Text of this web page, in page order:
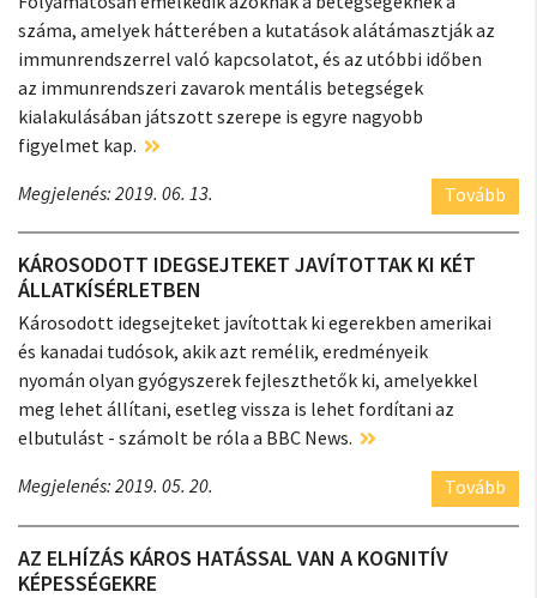
száma, amelyek hátterében a kutatások alátámasztják az
immunrendszerrel való kapcsolatot, és az utóbbi időben
az immunrendszeri zavarok mentális betegségek
kialakulásában játszott szerepe is egyre nagyobb
figyelmet kap.
Megjelenés: 2019. 06. 13.
Tovább
KÁROSODOTT IDEGSEJTEKET JAVÍTOTTAK KI KÉT
ÁLLATKÍSÉRLETBEN
Károsodott idegsejteket javítottak ki egerekben amerikai
és kanadai tudósok, akik azt remélik, eredményeik
nyomán olyan gyógyszerek fejleszthetők ki, amelyekkel
meg lehet állítani, esetleg vissza is lehet fordítani az
elbutulást - számolt be róla a BBC News.
Megjelenés: 2019. 05. 20.
Tovább
AZ ELHÍZÁS KÁROS HATÁSSAL VAN A KOGNITÍV
KÉPESSÉGEKRE